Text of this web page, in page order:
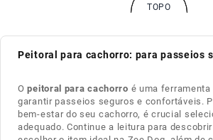
TOPO
Peitoral para cachorro: para passeios
Opeitoral para cachorro é uma
garantir passeios seguros e confortáveis.
bem-estar do seu cachorro, é crucial
adequado. Continue a leitura para